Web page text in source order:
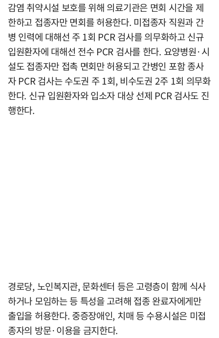
감염 취약시설 보호를 위해 의료기관은 면회 시간을 제
한하고 접종자만 면회를 허용한다. 미접종자 직원과 간
병 인력에 대해선 주 1회 PCR 검사를 의무화하고 신규
입원환자에 대해선 전수 PCR 검사를 한다. 요양병원·시
설도 접종자만 접촉 면회만 허용되고 간병인 포함 종사
자 PCR 검사는 수도권 주 1회, 비수도권 2주 1회 의무화
한다. 신규 입원환자와 입소자 대상 선제 PCR 검사도 진
행한다.
경로당, 노인복지관, 문화센터 등은 고령층이 함께 식사
하거나 모임하는 등 특성을 고려해 접종 완료자에게만
출입을 허용한다. 중증장애인, 치매 등 수용시설은 미접
종자의 방문·이용을 금지한다.